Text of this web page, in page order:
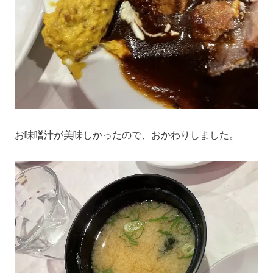
お味噌汁が美味しかったので、おかわりしました。